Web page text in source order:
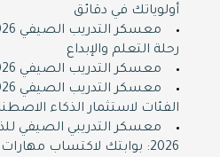
أولوياتك في دقائق
رحلة التعلم والإبداع
معسكر التدريب الصيفي 2026 برفقة الذكاء الاصطناعي
الفئات لاستثمار الذكاء
معسكر التدريبي الصيفي
2026: بوابتك لاكتساب مهارات المستقبل